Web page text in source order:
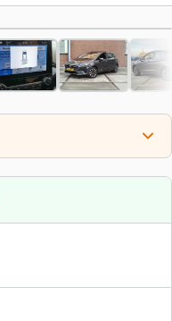
1/23